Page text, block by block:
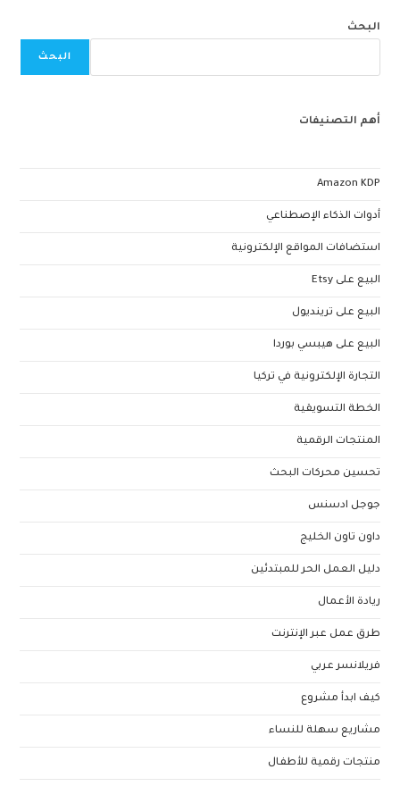
البحث
البحث
أهم التصنيفات
Amazon KDP
أدوات الذكاء الإصطناعي
استضافات المواقع الإلكترونية
البيع على Etsy
البيع على ترينديول
البيع على هيبسي بوردا
التجارة الإلكترونية في تركيا
الخطة التسويقية
المنتجات الرقمية
تحسين محركات البحث
جوجل ادسنس
داون تاون الخليج
دليل العمل الحر للمبتدئين
ريادة الأعمال
طرق عمل عبر الإنترنت
فريلانسر عربي
كيف ابدأ مشروع
مشاريع سهلة للنساء
منتجات رقمية للأطفال